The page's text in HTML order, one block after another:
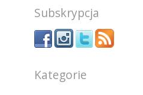
Subskrypcja
Kategorie